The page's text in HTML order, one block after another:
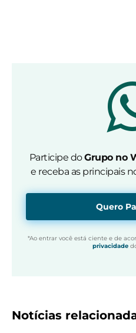
Participe doGrupo no
e receba as principais
Quero
*Ao entrar você está ciente e de
privacidade
Notícias